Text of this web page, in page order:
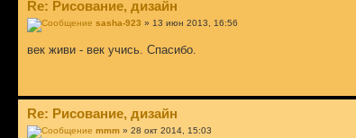
Re: Рисование, дизайн
sasha-923 » 13 июн 2013, 16:56
век живи - век учись. Спасибо.
Re: Рисование, дизайн
mmm » 28 окт 2014, 15:03